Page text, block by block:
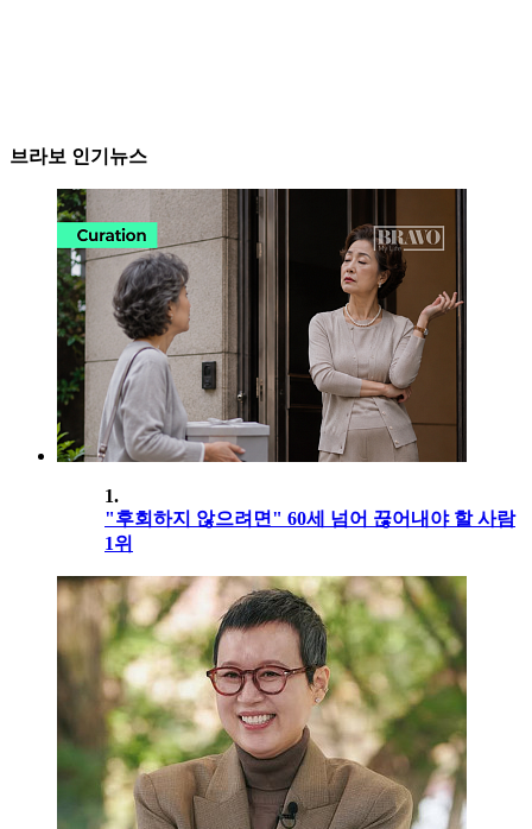
브라보 인기뉴스
1.
"후회하지 않으려면" 60세 넘어 끊어내야 할 사람
1위